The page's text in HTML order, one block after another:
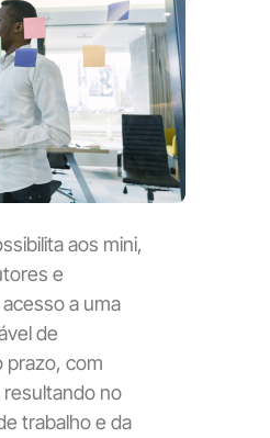
aos mini,
e
a uma
de
prazo, com
no
trabalho e da